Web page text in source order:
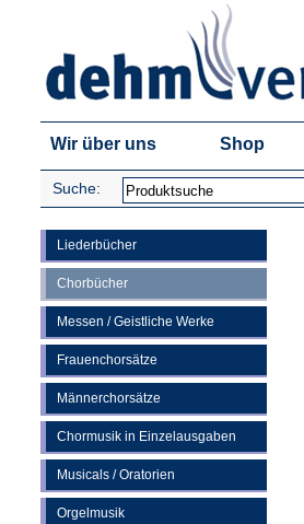
Wir über uns Shop
Suche:
Liederbücher
Chorbücher
Messen / Geistliche Werke
Frauenchorsätze
Männerchorsätze
Chormusik in Einzelausgaben
Musicals / Oratorien
Orgelmusik